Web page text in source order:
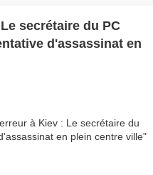
secrétaire du PC
d'assassinat en